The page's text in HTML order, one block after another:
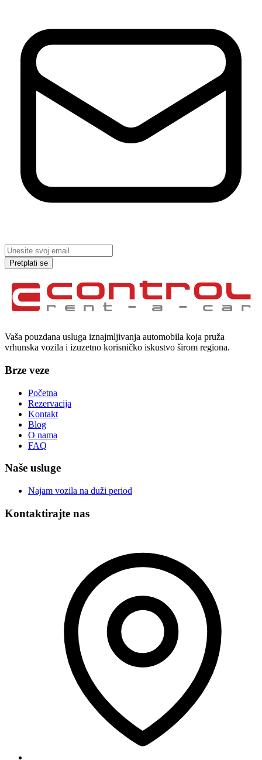
Pretplati se
Vaša pouzdana usluga iznajmljivanja automobila koja pruža
vrhunska vozila i izuzetno korisničko iskustvo širom regiona.
Brze veze
Početna
Rezervacija
Kontakt
Blog
O nama
FAQ
Naše usluge
Najam vozila na duži period
Kontaktirajte nas